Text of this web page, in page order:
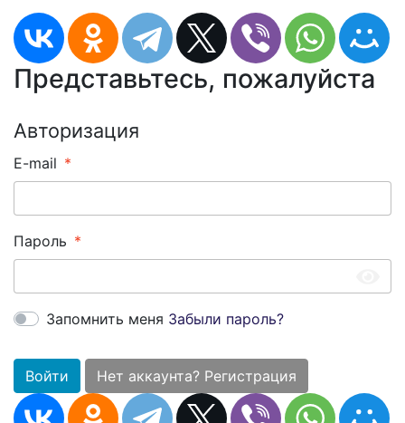
Представьтесь, пожалуйста
Авторизация
E-mail
Пароль
Запомнить меня Забыли пароль?
Войти Нет аккаунта? Регистрация